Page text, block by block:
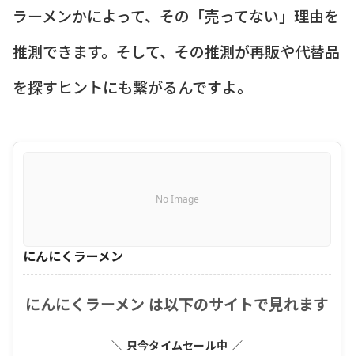
ラーメンかによって、その「売ってない」理由を
推測できます。そして、その推測が再販や代替品
を探すヒントにも繋がるんですよ。
No Image
にんにくラーメン
にんにくラーメン は以下のサイトで見れます
＼ 只今タイムセール中 ／